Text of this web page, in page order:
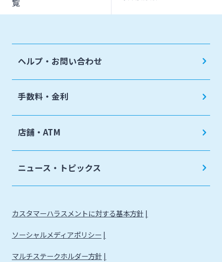
ヘルプ・お問い合わせ
手数料・金利
店舗・ATM
ニュース・トピックス
カスタマーハラスメントに対する基本方針
ソーシャルメディアポリシー
マルチステークホルダー方針